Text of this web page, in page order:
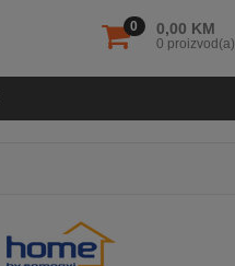
0 0,00 KM
0 proizvod(a)